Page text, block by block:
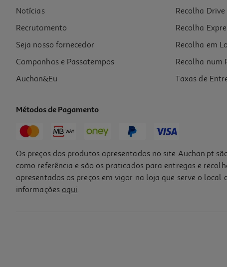
19.99 €/un
19,99 €
Notícias
Recrutamento
Seja nosso fornecedor
Campanhas e Passatempos
Auchan&Eu
Recolha Drive
Recolha
Recolha em
Recolha num
Taxas de
Métodos de Pagamento
Os preços dos produtos apresentados no site Auchan.pt
como referência e são os praticados para entregas e
apresentados os preços em vigor na loja que serve o
informações aqui.